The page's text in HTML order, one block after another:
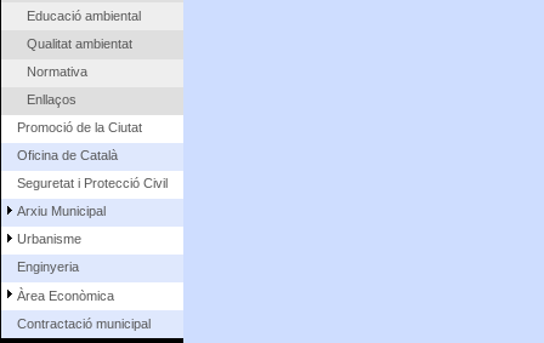
Educació ambiental
Qualitat ambientat
Normativa
Enllaços
Promoció de la Ciutat
Oficina de Català
Seguretat i Protecció Civil
Arxiu Municipal
Urbanisme
Enginyeria
Àrea Econòmica
Contractació municipal